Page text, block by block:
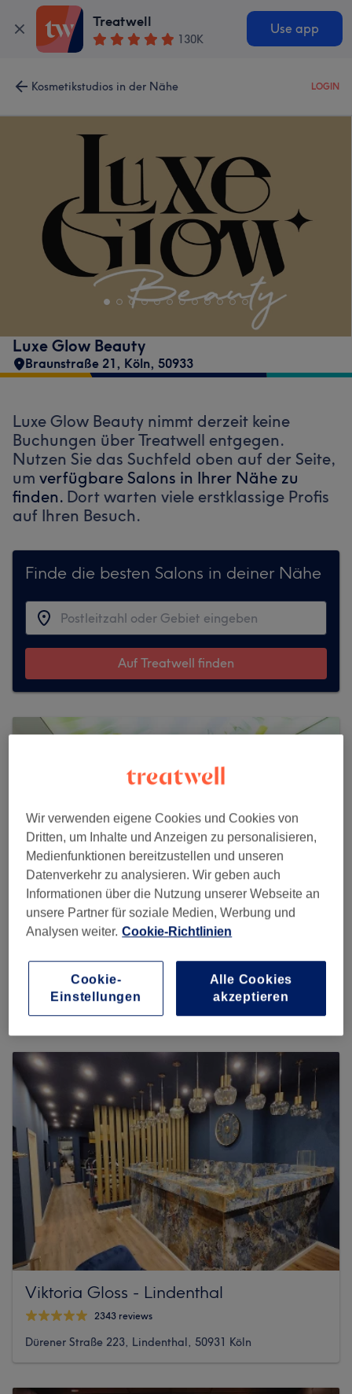
Treatwell
130K
Use app
Kosmetikstudios in der Nähe LOGIN
Luxe Glow Beauty
Braunstraße 21, Köln, 50933
Luxe Glow Beauty nimmt derzeit keine
Buchungen über Treatwell entgegen.
Nutzen Sie das Suchfeld oben auf der Seite,
um verfügbare Salons in Ihrer Nähe zu
finden. Dort warten viele erstklassige Profis
auf Ihren Besuch.
Finde die besten Salons in deiner Nähe
Auf Treatwell finden
Hairmoody
870 reviews
Dürener str.89, 50931 Köln
Viktoria Gloss - Lindenthal
2343 reviews
Dürener Straße 223, Lindenthal, 50931 Köln
Wir verwenden eigene Cookies und Cookies von
Dritten, um Inhalte und Anzeigen zu personalisieren,
Medienfunktionen bereitzustellen und unseren
Datenverkehr zu analysieren. Wir geben auch
Informationen über die Nutzung unserer Webseite an
unsere Partner für soziale Medien, Werbung und
Analysen weiter. Cookie-Richtlinien
Cookie-
Einstellungen
Alle Cookies
akzeptieren